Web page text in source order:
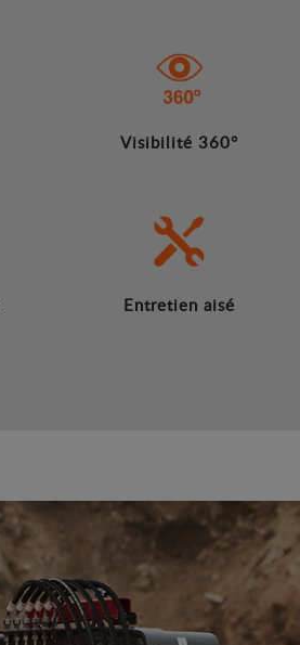
Visibilité 360°
Entretien aisé